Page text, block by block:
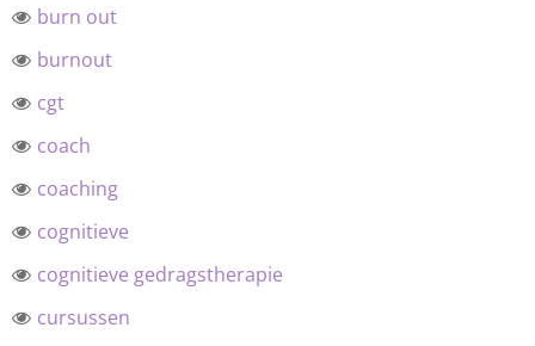
burn out
burnout
cgt
coach
coaching
cognitieve
cognitieve gedragstherapie
cursussen